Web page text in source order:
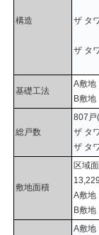
構造
(
ザ タ
(
ザ タ
(
基礎工法
A敷地
B敷地
総戸数
807戸
ザ タ
ザ タ
敷地面積
区域
A敷地
B敷地
A敷地